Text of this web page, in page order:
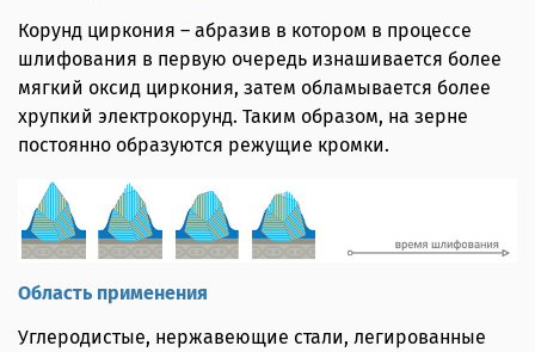
Корунд циркония – абразив в котором в процессе
шлифования в первую очередь изнашивается более
мягкий оксид циркония, затем обламывается более
хрупкий электрокорунд. Таким образом, на зерне
постоянно образуются режущие кромки.
Область применения
Углеродистые, нержавеющие стали, легированные